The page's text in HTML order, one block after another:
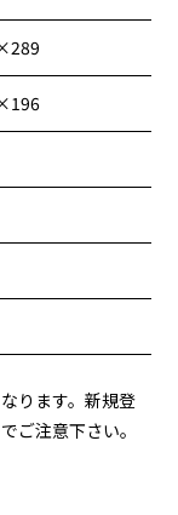
ります。新規登
ご注意下さい。